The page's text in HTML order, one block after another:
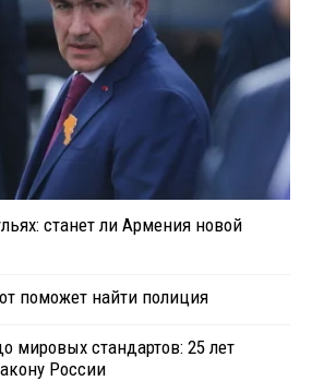
станет ли Армения новой
поможет найти полиция
мировых стандартов: 25 лет
России